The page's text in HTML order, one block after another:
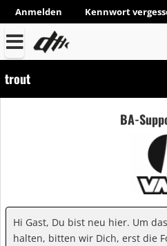
Anmelden Kennwort
trout
BA-
Hi Gast, Du bist neu hier. Um
halten, bitten wir Dich, erst die